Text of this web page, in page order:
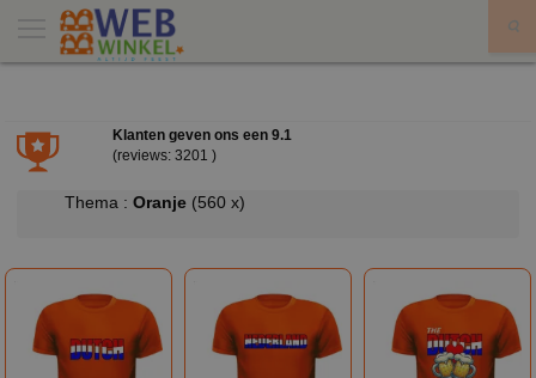
Klanten geven ons een 9.1
(reviews: 3201 )
Thema : Oranje (560 x)